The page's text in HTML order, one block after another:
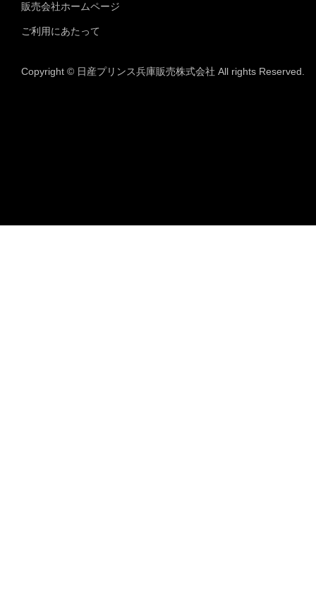
販売会社ホームページ
ご利用にあたって
Copyright © 日産プリンス兵庫販売株式会社 All rights Reserved.